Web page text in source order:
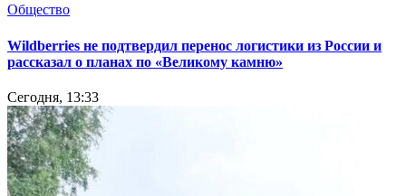
Общество
Wildberries не подтвердил перенос логистики из России и
рассказал о планах по «Великому камню»
Сегодня, 13:33